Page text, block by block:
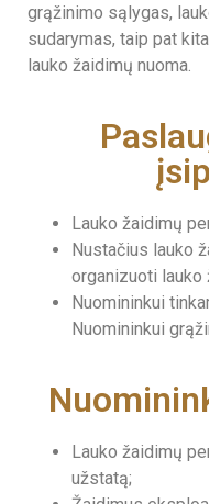
grąžinimo sąlygas,
sudarymas, taip pat
lauko žaidimų nuoma.
Lauko žaidimų
Nustačius lauko
organizuoti lauko
Nuomininkui
Nuomininkui
Lauko žaidimų
užstatą;